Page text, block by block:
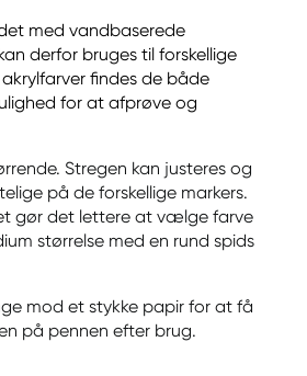
med vandbaserede
derfor bruges til forskellige
findes de både
for at afprøve og
Stregen kan justeres og
på de forskellige markers.
gør det lettere at vælge farve
størrelse med en rund spids
mod et stykke papir for at få
på pennen efter brug.